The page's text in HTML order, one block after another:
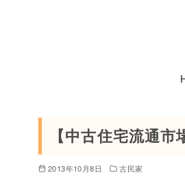
【中古住宅流通
2013年10月8日 古民家